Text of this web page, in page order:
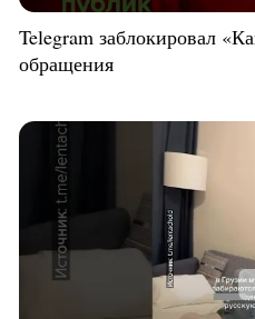
Telegram заблокировал
обращения